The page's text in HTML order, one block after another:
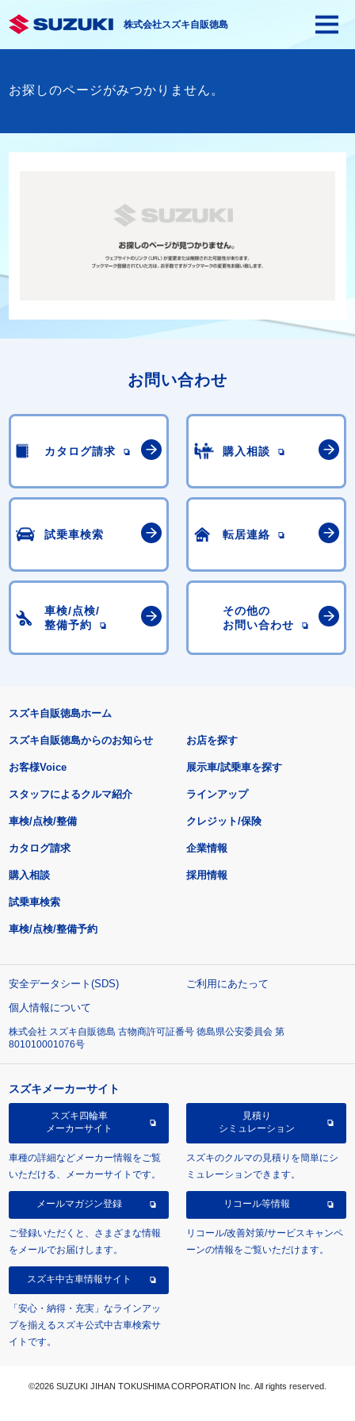
株式会社スズキ自販徳島
お探しのページがみつかりません。
お問い合わせ
カタログ請求 購入相談
試乗車検索 転居連絡
車検/点検/
整備予約
その他の
お問い合わせ
スズキ自販徳島ホーム
スズキ自販徳島からのお知らせ
お客様Voice
スタッフによるクルマ紹介
お店を探す
展示車/試乗車を探す
ラインアップ
車検/点検/整備 クレジット/保険
カタログ請求
購入相談
試乗車検索
車検/点検/整備予約
企業情報
採用情報
安全データシート(SDS)
ご利用にあたって
個人情報について
株式会社 スズキ自販徳島 古物商許可証番号 徳島県公安委員会 第
801010001076号
スズキメーカーサイト
スズキ四輪車
メーカーサイト
車種の詳細などメーカー情報をご覧
いただける、メーカーサイトです。
見積り
シミュレーション
スズキのクルマの見積りを簡単にシ
ミュレーションできます。
メールマガジン登録
ご登録いただくと、さまざまな情報
をメールでお届けします。
リコール等情報
リコール/改善対策/サービスキャンペ
ーンの情報をご覧いただけます。
スズキ中古車情報サイト
「安心・納得・充実」なラインアッ
プを揃えるスズキ公式中古車検索サ
イトです。
©2026 SUZUKI JIHAN TOKUSHIMA CORPORATION Inc. All rights reserved.